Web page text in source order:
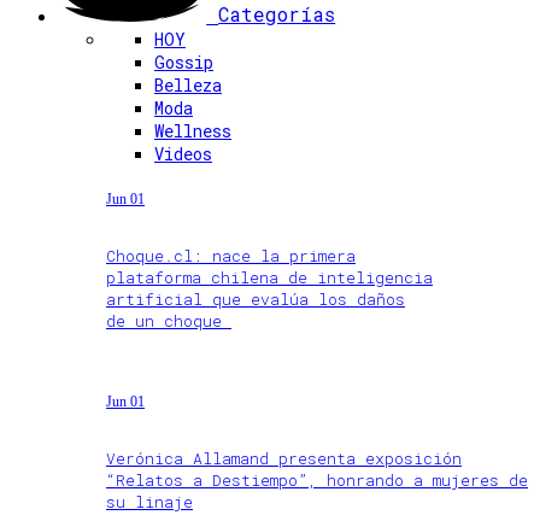
Categorías
HOY
Gossip
Belleza
Moda
Wellness
Videos
Jun 01
Choque.cl: nace la primera
plataforma chilena de inteligencia
artificial que evalúa los daños
de un choque
Jun 01
Verónica Allamand presenta exposición
“Relatos a Destiempo”, honrando a mujeres de
su linaje